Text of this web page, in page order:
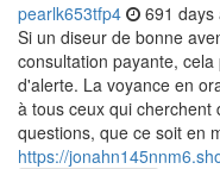
pearlk653tfp4 691 days
Si un diseur de bonne
consultation payante,
d'alerte. La voyance en
à tous ceux qui
questions, que ce soit en
https://